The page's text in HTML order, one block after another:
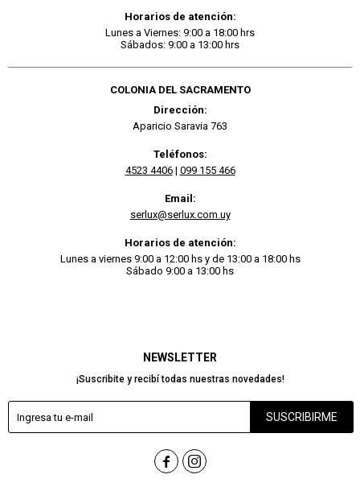
NEWSLETTER
¡Suscribite y recibí todas nuestras novedades!
SUSCRIBIRME
 
Horarios de atención:
Lunes a Viernes: 9:00 a 18:00 hrs
Sábados: 9:00 a 13:00 hrs
COLONIA DEL SACRAMENTO
Dirección:
Aparicio Saravia 763
Teléfonos:
4523 4406| 099 155 466
Email:
serlux@serlux.com.uy
Horarios de atención:
Lunes a viernes 9:00 a 12:00 hs y de 13:00 a 18:00 hs
Sábado 9:00 a 13:00 hs